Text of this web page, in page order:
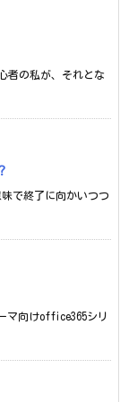
者の私が、それとな
で終了に向かいつつ
マ向けoffice365シリ